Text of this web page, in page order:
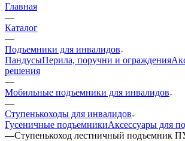
Главная
—
Каталог
—
Подъемники для инвалидов
ПандусыПерила, поручни и ограждения
решения
—
Мобильные подъемники для инвалидов
—
Ступенькоходы для инвалидов
Гусеничные подъемникиАксессуары для
—Ступенькоход лестничный